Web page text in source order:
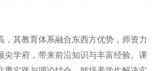
，其教育体系融合东西方优势，师资力
尖学府，带来前沿知识与丰富经验。课